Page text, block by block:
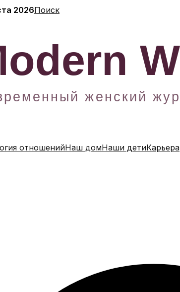
2026Поиск
отношенийНаш домНаши детиКарьера